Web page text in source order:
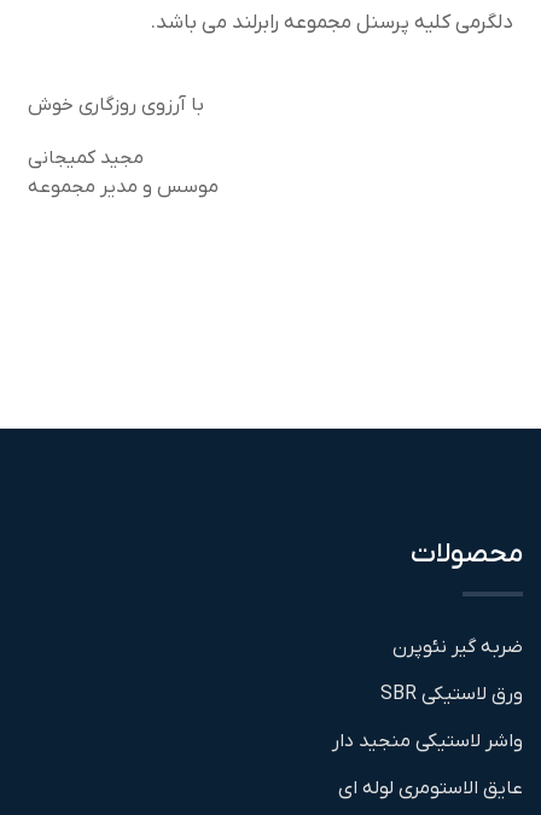
دلگرمی کلیه پرسنل مجموعه رابرلند می باشد.
با آرزوی روزگاری خوش
مجید کمیجانی
موسس و مدیر مجموعه
محصولات
ضربه گیر نئوپرن
ورق لاستیکی SBR
واشر لاستیکی منجید دار
عایق الاستومری لوله ای